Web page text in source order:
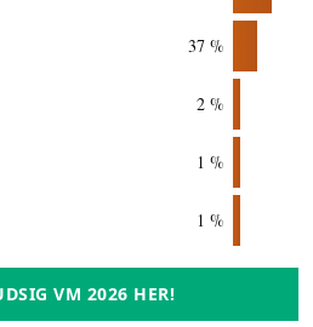
37 %
2 %
1 %
1 %
VM 2026 HER!